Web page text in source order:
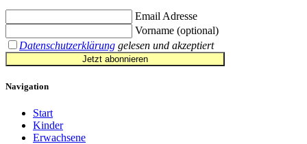
Email Adresse
Vorname (optional)
Datenschutzerklärung gelesen und akzeptiert
Jetzt abonnieren
Navigation
Start
Kinder
Erwachsene